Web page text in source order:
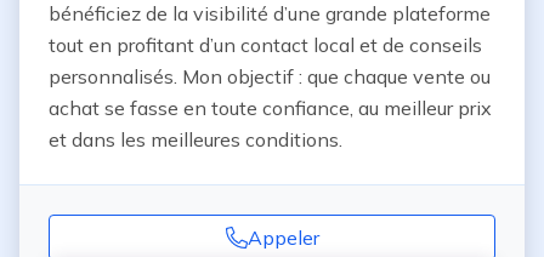
bénéficiez de la visibilité d’une grande plateforme
tout en profitant d’un contact local et de conseils
personnalisés. Mon objectif : que chaque vente ou
achat se fasse en toute confiance, au meilleur prix
et dans les meilleures conditions.
Appeler